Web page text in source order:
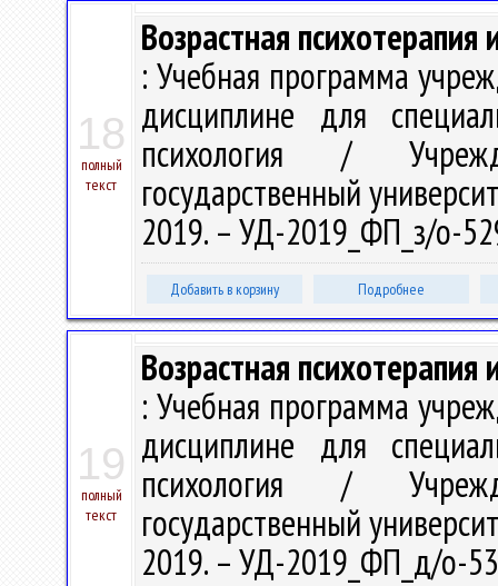
18
полный
текст
Возрастная психотерапия
: Учебная программа
дисциплине для
психология /
государственный
2019. – УД-2019_ФП_з/о-
Добавить в корзину Подробнее
19
полный
текст
Возрастная психотерапия
: Учебная программа
дисциплине для
психология /
государственный
2019. – УД-2019_ФП_д/о-